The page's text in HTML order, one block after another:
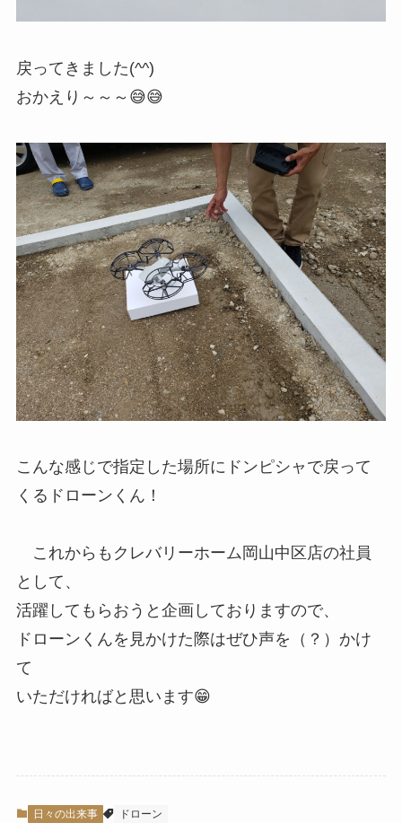
戻ってきました(^^)
おかえり～～～😅😅
こんな感じで指定した場所にドンピシャで戻って
くるドローンくん！
これからもクレバリーホーム岡山中区店の社員
として、
活躍してもらおうと企画しておりますので、
ドローンくんを見かけた際はぜひ声を（？）かけ
て
いただければと思います😁
日々の出来事 ドローン